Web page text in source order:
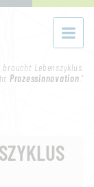
braucht Lebenszyklus.
Prozessinnovation."